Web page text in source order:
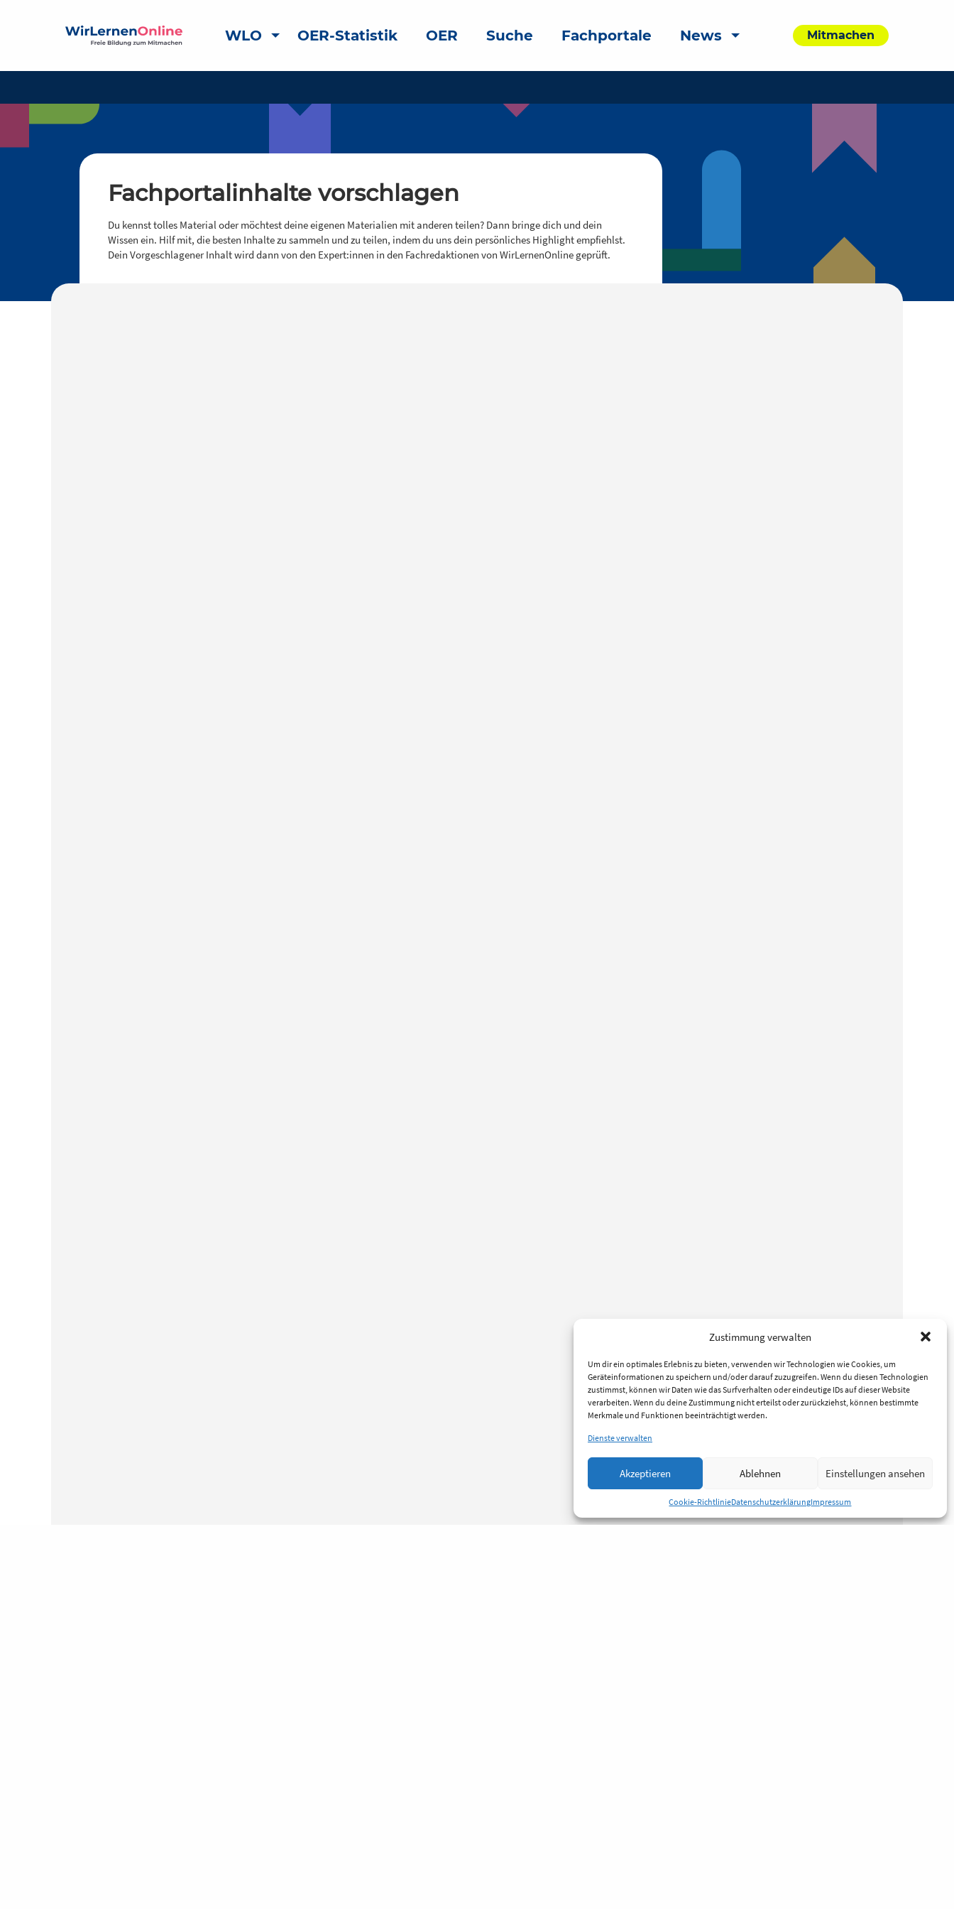
Zustimmung verwalten
Um dir ein optimales Erlebnis zu bieten, verwenden wir Technologien wie Cookies, um
Geräteinformationen zu speichern und/oder darauf zuzugreifen. Wenn du diesen Technologien
zustimmst, können wir Daten wie das Surfverhalten oder eindeutige IDs auf dieser Website
verarbeiten. Wenn du deine Zustimmung nicht erteilst oder zurückziehst, können bestimmte
Merkmale und Funktionen beeinträchtigt werden.
Dienste verwalten
Akzeptieren Ablehnen Einstellungen ansehen
Cookie-RichtlinieDatenschutzerklärungImpressum
WLO OER-Statistik OER Suche Fachportale News Mitmachen
Fachportalinhalte vorschlagen
Du kennst tolles Material oder möchtest deine eigenen Materialien mit anderen teilen? Dann bringe dich und dein
Wissen ein. Hilf mit, die besten Inhalte zu sammeln und zu teilen, indem du uns dein persönliches Highlight empfiehlst.
Dein Vorgeschlagener Inhalt wird dann von den Expert:innen in den Fachredaktionen von WirLernenOnline geprüft.